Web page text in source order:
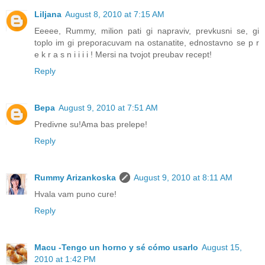
Liljana August 8, 2010 at 7:15 AM
Eeeee, Rummy, milion pati gi napraviv, prevkusni se, gi
toplo im gi preporacuvam na ostanatite, ednostavno se p r
e k r a s n i i i i ! Mersi na tvojot preubav recept!
Reply
Вера August 9, 2010 at 7:51 AM
Predivne su!Ama bas prelepe!
Reply
Rummy Arizankoska
August 9, 2010 at 8:11 AM
Hvala vam puno cure!
Reply
Macu -Tengo un horno y sé cómo usarlo August 15,
2010 at 1:42 PM